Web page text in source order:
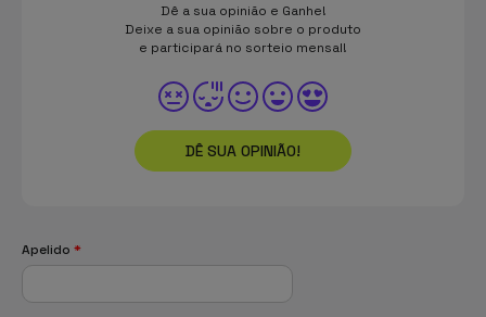
Dê a sua opinião e Ganhe!
Deixe a sua opinião sobre o produto
e participará no sorteio mensal!
DÊ SUA OPINIÃO!
Apelido *